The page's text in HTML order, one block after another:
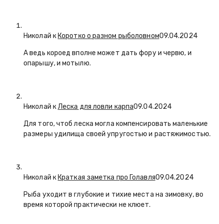
Николай к Коротко о разном рыболовном09.04.2024
А ведь короед вполне может дать фору и червю, и
опарышу, и мотылю.
Николай кЛеска для ловли карпа09.04.2024
Для того, чтоб леска могла компенсировать маленькие
размеры удилища своей упругостью и растяжимостью.
Николай к Краткая заметка про Голавля09.04.2024
Рыба уходит в глубокие и тихие места на зимовку, во
время которой практически не клюет.